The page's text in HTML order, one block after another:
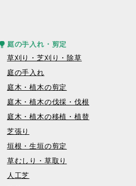
庭の手入れ・剪定
草刈り・芝刈り・除草
庭の手入れ
庭木・植木の剪定
庭木・植木の伐採・伐根
庭木・植木の移植・植替
芝張り
垣根・生垣の剪定
草むしり・草取り
人工芝